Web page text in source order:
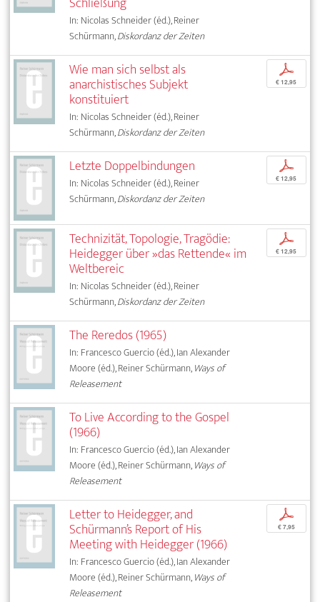
In: Nicolas Schneider (éd.), Reiner
Schürmann,Diskordanz der Zeiten
Wie man sich selbst als
anarchistisches Subjekt
konstituiert
In: Nicolas Schneider (éd.), Reiner
Schürmann,Diskordanz der Zeiten
p
€ 12,95
Letzte Doppelbindungen
In: Nicolas Schneider (éd.), Reiner
Schürmann,Diskordanz der Zeiten
p
€ 12,95
Technizität, Topologie, Tragödie:
Heidegger über »das Rettende« im
Weltbereic
In: Nicolas Schneider (éd.), Reiner
Schürmann,Diskordanz der Zeiten
p
€ 12,95
The Reredos (1965)
In: Francesco Guercio (éd.), Ian Alexander
Moore (éd.), Reiner Schürmann,Ways of
Releasement
To Live According to the Gospel
(1966)
In: Francesco Guercio (éd.), Ian Alexander
Moore (éd.), Reiner Schürmann,Ways of
Releasement
Letter to Heidegger, and
Schürmann’s Report of His
Meeting with Heidegger (1966)
In: Francesco Guercio (éd.), Ian Alexander
Moore (éd.), Reiner Schürmann,Ways of
Releasement
p
€ 7,95